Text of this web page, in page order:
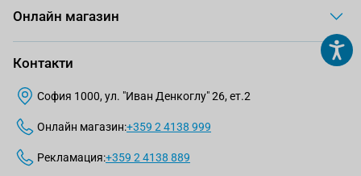
Онлайн магазин
Контакти
София 1000, ул. "Иван Денкоглу" 26, ет.2
Онлайн магазин:+359 2 4138 999
Рекламация:+359 2 4138 889